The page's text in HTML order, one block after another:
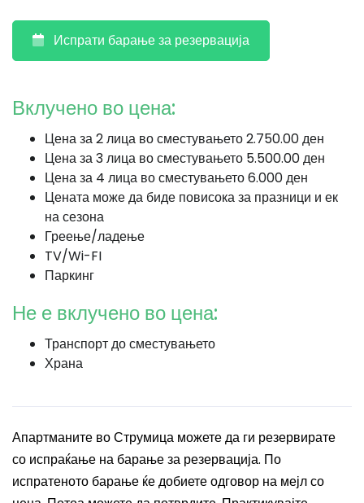
Испрати барање за резервација
Вклучено во цена:
Цена за 2 лица во сместувањето 2.750.00 ден
Цена за 3 лица во сместувањето 5.500.00 ден
Цена за 4 лица во сместувањето 6.000 ден
Цената може да биде повисока за празници и ек
на сезона
Греење/ладење
TV/Wi-FI
Паркинг
Не е вклучено во цена:
Транспорт до сместувањето
Храна
Апартманите во Струмица можете да ги резервирате
со испраќање на барање за резервација. По
испратеното барање ќе добиете одговор на мејл со